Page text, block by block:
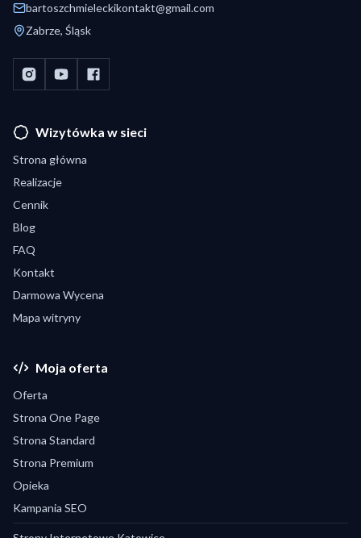
bartoszchmieleckikontakt@gmail.com
Zabrze, Śląsk
Wizytówka w sieci
Strona główna
Realizacje
Cennik
Blog
FAQ
Kontakt
Darmowa Wycena
Mapa witryny
Moja oferta
Oferta
Strona One Page
Strona Standard
Strona Premium
Opieka
Kampania SEO